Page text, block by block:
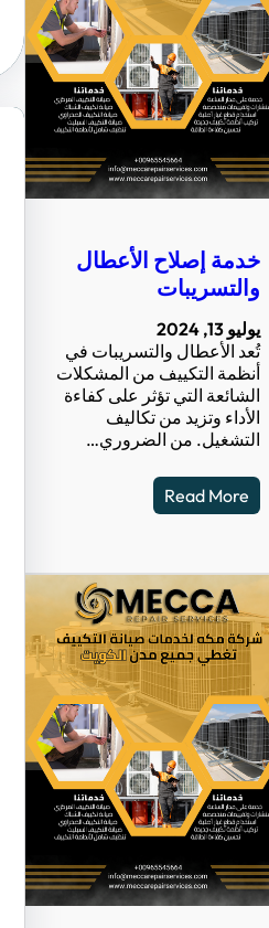
خدمة إصلاح الأعطال
والتسريبات
يوليو 13, 2024
تُعد الأعطال والتسريبات في
أنظمة التكييف من المشكلات
الشائعة التي تؤثر على كفاءة
الأداء وتزيد من تكاليف
التشغيل. من الضروري…
Read More